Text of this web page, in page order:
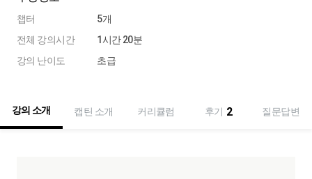
챕터
전체 강의시간
강의 난이도
5개
1시간 20분
초급
강의 소개 캡틴 소개 커리큘럼 후기 2 질문답변